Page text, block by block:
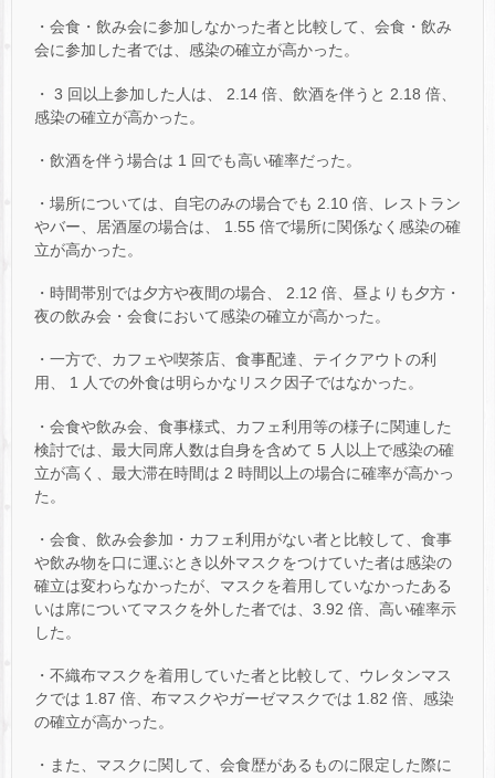
・会食・飲み会に参加しなかった者と比較して、会食・飲み
会に参加した者では、感染の確立が高かった。
・ 3 回以上参加した人は、 2.14 倍、飲酒を伴うと 2.18 倍、
感染の確立が高かった。
・飲酒を伴う場合は 1 回でも高い確率だった。
・場所については、自宅のみの場合でも 2.10 倍、レストラン
やバー、居酒屋の場合は、 1.55 倍で場所に関係なく感染の確
立が高かった。
・時間帯別では夕方や夜間の場合、 2.12 倍、昼よりも夕方・
夜の飲み会・会食において感染の確立が高かった。
・一方で、カフェや喫茶店、食事配達、テイクアウトの利
用、 1 人での外食は明らかなリスク因子ではなかった。
・会食や飲み会、食事様式、カフェ利用等の様子に関連した
検討では、最大同席人数は自身を含めて 5 人以上で感染の確
立が高く、最大滞在時間は 2 時間以上の場合に確率が高かっ
た。
・会食、飲み会参加・カフェ利用がない者と比較して、食事
や飲み物を口に運ぶとき以外マスクをつけていた者は感染の
確立は変わらなかったが、マスクを着用していなかったある
いは席についてマスクを外した者では、3.92 倍、高い確率示
した。
・不織布マスクを着用していた者と比較して、ウレタンマス
クでは 1.87 倍、布マスクやガーゼマスクでは 1.82 倍、感染
の確立が高かった。
・また、マスクに関して、会食歴があるものに限定した際に